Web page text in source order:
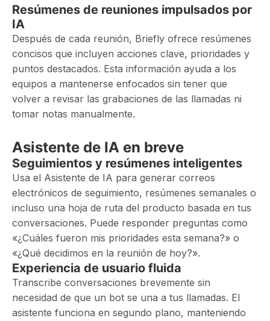
Resúmenes de reuniones impulsados ​​por
IA
Después de cada reunión, Briefly ofrece resúmenes
concisos que incluyen acciones clave, prioridades y
puntos destacados. Esta información ayuda a los
equipos a mantenerse enfocados sin tener que
volver a revisar las grabaciones de las llamadas ni
tomar notas manualmente.
Asistente de IA en breve
Seguimientos y resúmenes inteligentes
Usa el Asistente de IA para generar correos
electrónicos de seguimiento, resúmenes semanales o
incluso una hoja de ruta del producto basada en tus
conversaciones. Puede responder preguntas como
«¿Cuáles fueron mis prioridades esta semana?» o
«¿Qué decidimos en la reunión de hoy?».
Experiencia de usuario fluida
Transcribe conversaciones brevemente sin
necesidad de que un bot se una a tus llamadas. El
asistente funciona en segundo plano, manteniendo